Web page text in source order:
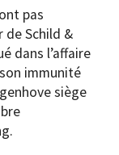
pas
de Schild &
dans l’affaire
immunité
siège